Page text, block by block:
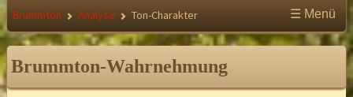
Brummton Analyse Ton-Charakter ☰ Menü
Brummton-Wahrnehmung